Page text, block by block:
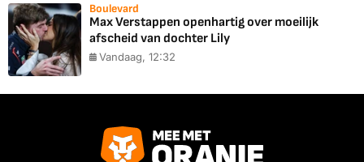
Boulevard
Max Verstappen openhartig over moeilijk
afscheid van dochter Lily
Vandaag, 12:32